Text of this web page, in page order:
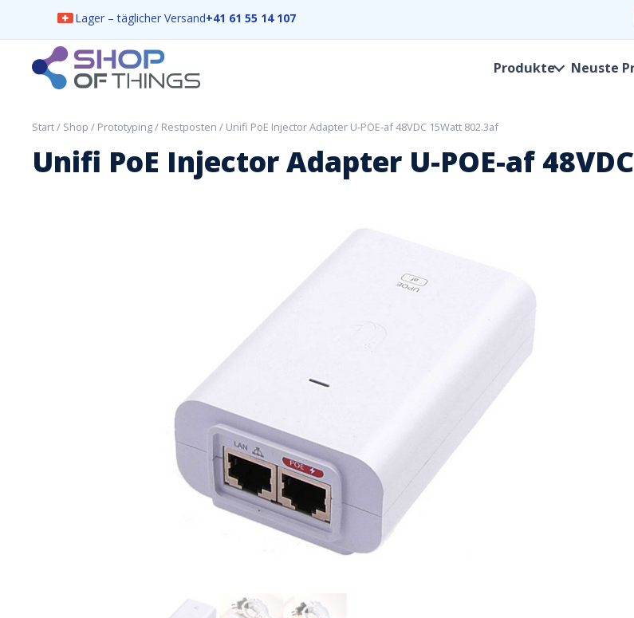
Lager – täglicher Versand+41 61 55 14 107
ShopOfThings
Produkte Neuste
Start/ Shop / Prototyping/ Restposten / Unifi PoE Injector Adapter U-POE-af 48VDC 15Watt 802.3af
Unifi PoE Injector Adapter U-POE-af